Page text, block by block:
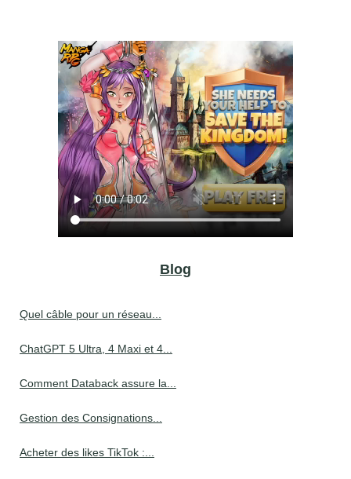
Blog
Quel câble pour un réseau...
ChatGPT 5 Ultra, 4 Maxi et 4...
Comment Databack assure la...
Gestion des Consignations...
Acheter des likes TikTok :...